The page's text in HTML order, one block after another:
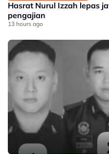
Hasrat Nurul Izzah lepas
pengajian
13 hours ago